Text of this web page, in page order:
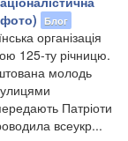
Блог
організація
125-ту річницю.
молодь
Патріоти
всеукр...